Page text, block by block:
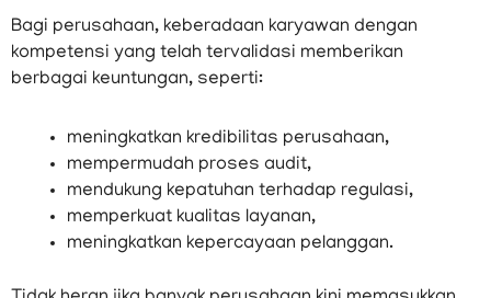
Bagi perusahaan, keberadaan karyawan dengan
kompetensi yang telah tervalidasi memberikan
berbagai keuntungan, seperti:
meningkatkan kredibilitas perusahaan,
mempermudah proses audit,
mendukung kepatuhan terhadap regulasi,
memperkuat kualitas layanan,
meningkatkan kepercayaan pelanggan.